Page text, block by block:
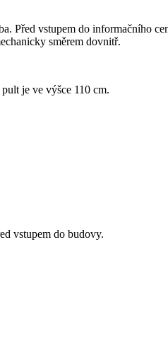
Před vstupem do informačního
směrem dovnitř.
je ve výšce 110 cm.
vstupem do budovy.